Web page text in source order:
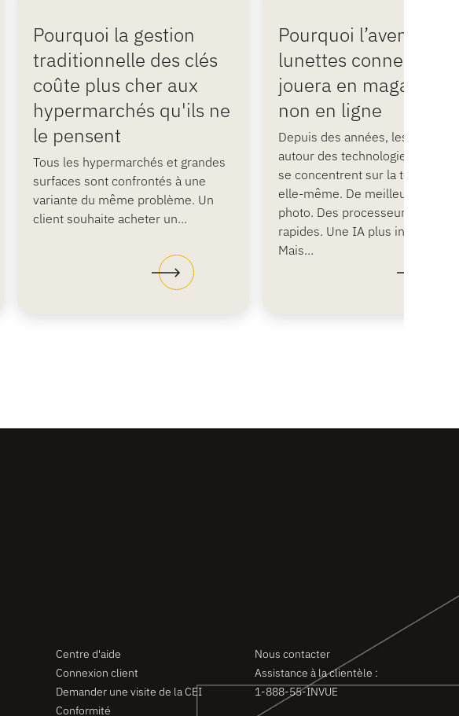
Pourquoi la gestion
traditionnelle des clés
coûte plus cher aux
hypermarchés qu'ils ne
le pensent
Tous les hypermarchés et grandes
surfaces sont confrontés à une
variante du même problème. Un
client souhaite acheter un...
Pourquoi l’avenir des
lunettes connectées
jouera en magasin, et
non en ligne
Depuis des années, les débats
autour des technologies
se concentrent sur la
elle-même. De meilleurs
photo. Des processeurs plus
rapides. Une IA plus intelligente.
Mais…
Centre d'aide
Connexion client
Demander une visite de la CEI
Conformité
Nous contacter
Assistance à la clientèle :
1-888-55-INVUE